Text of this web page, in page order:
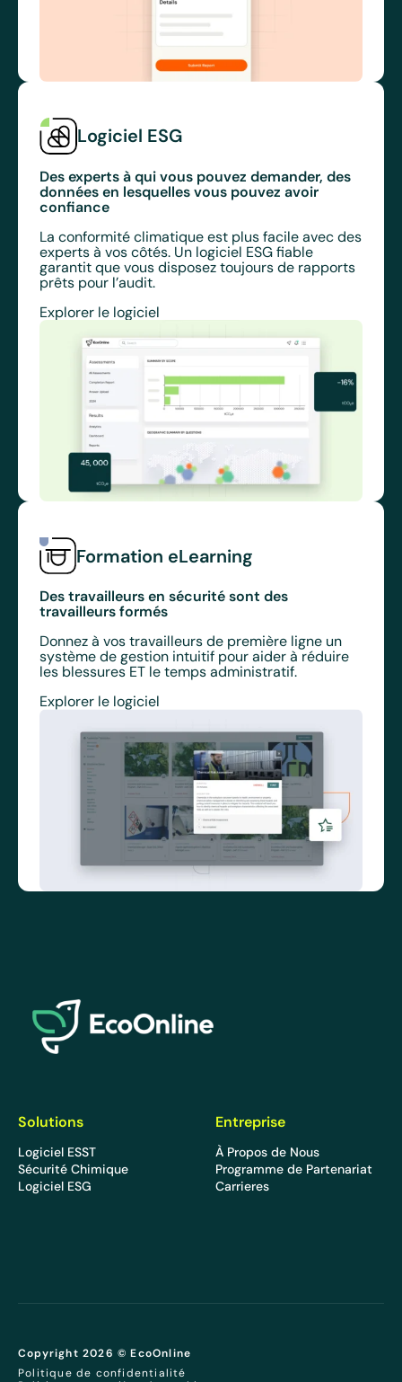
Logiciel ESG
Des experts à qui vous pouvez demander, des
données en lesquelles vous pouvez avoir
confiance
La conformité climatique est plus facile avec des
experts à vos côtés. Un logiciel ESG fiable
garantit que vous disposez toujours de rapports
prêts pour l’audit.
Explorer le logiciel
Formation eLearning
Des travailleurs en sécurité sont des
travailleurs formés
Donnez à vos travailleurs de première ligne un
système de gestion intuitif pour aider à réduire
les blessures ET le temps administratif.
Explorer le logiciel
Solutions
Logiciel ESST
Sécurité Chimique
Logiciel ESG
Entreprise
À Propos de Nous
Programme de Partenariat
Carrieres
Copyright 2026 © EcoOnline
Politique de confidentialité